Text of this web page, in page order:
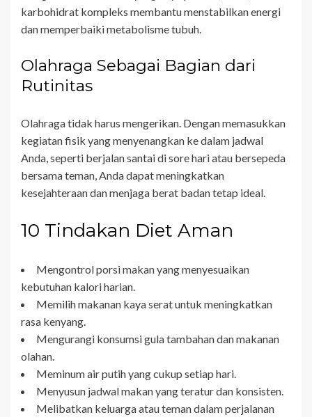
karbohidrat kompleks membantu menstabilkan energi
dan memperbaiki metabolisme tubuh.
Olahraga Sebagai Bagian dari
Rutinitas
Olahraga tidak harus mengerikan. Dengan memasukkan
kegiatan fisik yang menyenangkan ke dalam jadwal
Anda, seperti berjalan santai di sore hari atau bersepeda
bersama teman, Anda dapat meningkatkan
kesejahteraan dan menjaga berat badan tetap ideal.
10 Tindakan Diet Aman
Mengontrol porsi makan yang menyesuaikan
kebutuhan kalori harian.
Memilih makanan kaya serat untuk meningkatkan
rasa kenyang.
Mengurangi konsumsi gula tambahan dan makanan
olahan.
Meminum air putih yang cukup setiap hari.
Menyusun jadwal makan yang teratur dan konsisten.
Melibatkan keluarga atau teman dalam perjalanan